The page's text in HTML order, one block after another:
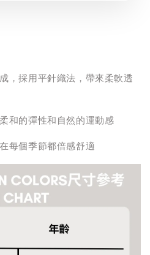
，採用平針織法，帶來柔軟透
和的彈性和自然的運動感
每個季節都倍感舒適